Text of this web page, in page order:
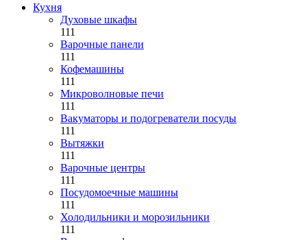
Кухня
Духовые шкафы
111
Варочные панели
111
Кофемашины
111
Микроволновые печи
111
Вакуматоры и подогреватели посуды
111
Вытяжки
111
Варочные центры
111
Посудомоечные машины
111
Холодильники и морозильники
111